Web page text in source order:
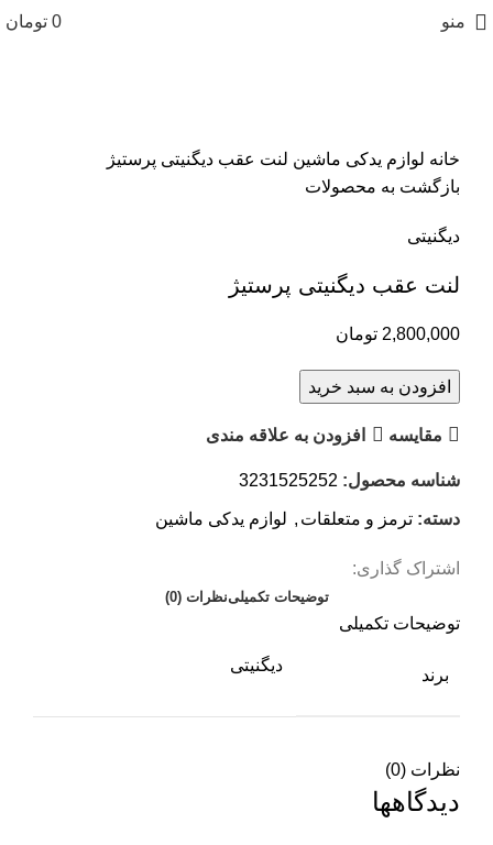
منو 0 تومان
خانه لوازم یدکی ماشین لنت عقب دیگنیتی پرستیژ
بازگشت به محصولات
دیگنیتی
لنت عقب دیگنیتی پرستیژ
2,800,000 تومان
افزودن به سبد خرید
مقایسه افزودن به علاقه مندی
شناسه محصول: 3231525252
دسته: ترمز و متعلقات , لوازم یدکی ماشین
اشتراک گذاری:
توضیحات تکمیلینظرات (0)
توضیحات تکمیلی
برند
دیگنیتی
نظرات (0)
دیدگاهها